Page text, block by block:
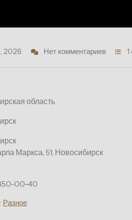
2026 Нет комментариев
область
Маркса, 51, Новосибирск
00-40
Разное